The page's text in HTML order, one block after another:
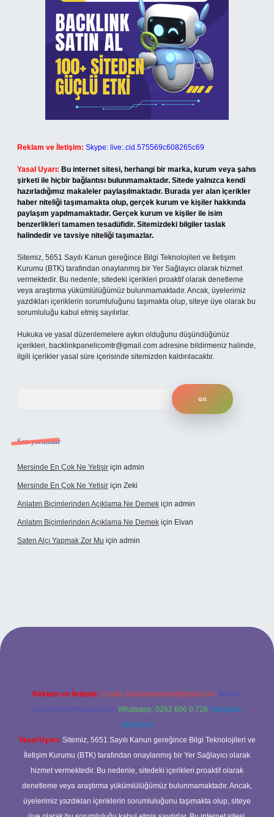
Reklam ve İletişim: Skype: live:.cid.575569c608265c69
Yasal Uyarı: Bu internet sitesi, herhangi bir marka, kurum veya şahıs
şirketi ile hiçbir bağlantısı bulunmamaktadır. Sitede yalnızca kendi
hazırladığımız makaleler paylaşılmaktadır. Burada yer alan içerikler
haber niteliği taşımamakta olup, gerçek kurum ve kişiler hakkında
paylaşım yapılmamaktadır. Gerçek kurum ve kişiler ile isim
benzerlikleri tamamen tesadüfidir. Sitemizdeki bilgiler taslak
halindedir ve tavsiye niteliği taşımazlar.
Sitemiz, 5651 Sayılı Kanun gereğince Bilgi Teknolojileri ve İletişim
Kurumu (BTK) tarafından onaylanmış bir Yer Sağlayıcı olarak hizmet
vermektedir. Bu nedenle, sitedeki içerikleri proaktif olarak denetleme
veya araştırma yükümlülüğümüz bulunmamaktadır. Ancak, üyelerimiz
yazdıkları içeriklerin sorumluluğunu taşımakta olup, siteye üye olarak bu
sorumluluğu kabul etmiş sayılırlar.
Hukuka ve yasal düzenlemelere aykırı olduğunu düşündüğünüz
içerikleri, backlinkpanelicomtr@gmail.com adresine bildirmeniz halinde,
ilgili içerikler yasal süre içerisinde sitemizden kaldırılacaktır.
Son yorumlar
Mersinde En Çok Ne Yetişir için admin
Mersinde En Çok Ne Yetişir için Zeki
Anlatım Biçimlerinden Açıklama Ne Demek için admin
Anlatım Biçimlerinden Açıklama Ne Demek için Elvan
Saten Alçı Yapmak Zor Mu için admin
Reklam ve İletişim: E-mail: backlinkpaneli@gmail.com Teams:
forumhizmeti@gmail.com Whatsapp: 0262 606 0 726 Telegram:
@karabul
Yasal Uyarı: Sitemiz, 5651 Sayılı Kanun gereğince Bilgi Teknolojileri ve
İletişim Kurumu (BTK) tarafından onaylanmış bir Yer Sağlayıcı olarak
hizmet vermektedir. Bu nedenle, sitedeki içerikleri proaktif olarak
denetleme veya araştırma yükümlülüğümüz bulunmamaktadır. Ancak,
üyelerimiz yazdıkları içeriklerin sorumluluğunu taşımakta olup, siteye